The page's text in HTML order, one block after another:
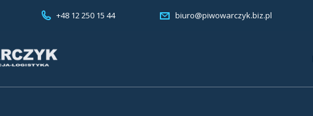
+48 12 250 15 44 biuro@piwowarczyk.biz.pl